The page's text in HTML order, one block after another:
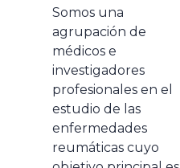
Somos una
agrupación de
médicos e
investigadores
profesionales en el
estudio de las
enfermedades
reumáticas cuyo